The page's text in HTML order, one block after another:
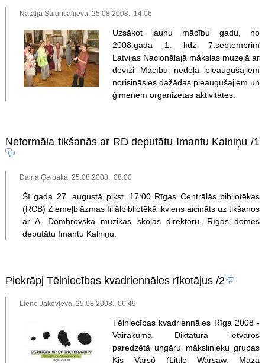
Nataļja Sujunšalijeva, 25.08.2008., 14:06
Uzsākot jaunu mācību gadu, no
2008.gada 1. līdz 7.septembrim
Latvijas Nacionālajā mākslas muzejā ar
devīzi Mācību nedēļa pieaugušajiem
norisināsies dažādas pieaugušajiem un
ģimenēm organizētas aktivitātes.
Neformāla tikšanās ar RD deputātu Imantu Kalniņu /1
Daina Ģeibaka, 25.08.2008., 08:00
Šī gada 27. augustā plkst. 17:00 Rīgas Centrālās bibliotēkas
(RCB) Ziemeļblāzmas filiālbibliotēkā ikviens aicināts uz tikšanos
ar A. Dombrovska mūzikas skolas direktoru, Rīgas domes
deputātu Imantu Kalniņu.
Piekrāpj Tēlniecības kvadriennāles rīkotājus/2
Liene Jakovļeva, 25.08.2008., 06:49
Tēlniecības kvadriennāles Rīga 2008 -
Vairākuma Diktatūra ietvaros
paredzētā ungāru mākslinieku grupas
Kis Varsó (Little Warsaw, Mazā